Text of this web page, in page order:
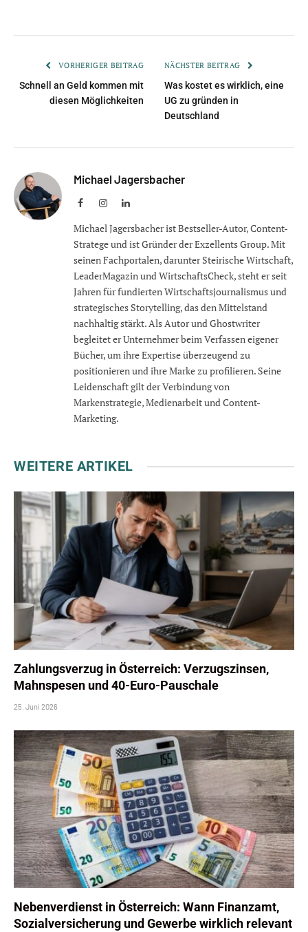
VORHERIGER BEITRAG
Schnell an Geld kommen mit
diesen Möglichkeiten
NÄCHSTER BEITRAG
Was kostet es wirklich, eine
UG zu gründen in
Deutschland
Michael Jagersbacher
FacebookInstagramLinkedIn
Michael Jagersbacher ist Bestseller-Autor, Content-
Stratege und ist Gründer der Exzellents Group. Mit
seinen Fachportalen, darunter Steirische Wirtschaft,
LeaderMagazin und WirtschaftsCheck, steht er seit
Jahren für fundierten Wirtschaftsjournalismus und
strategisches Storytelling, das den Mittelstand
nachhaltig stärkt. Als Autor und Ghostwriter
begleitet er Unternehmer beim Verfassen eigener
Bücher, um ihre Expertise überzeugend zu
positionieren und ihre Marke zu profilieren. Seine
Leidenschaft gilt der Verbindung von
Markenstrategie, Medienarbeit und Content-
Marketing.
WEITERE ARTIKEL
Zahlungsverzug in Österreich: Verzugszinsen,
Mahnspesen und 40-Euro-Pauschale
25. Juni 2026
Nebenverdienst in Österreich: Wann Finanzamt,
Sozialversicherung und Gewerbe wirklich relevant